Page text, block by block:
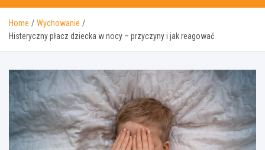
Home
Wychowanie
Histeryczny płacz dziecka w nocy – przyczyny i jak reagować